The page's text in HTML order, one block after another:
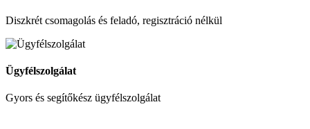
Diszkrét csomagolás és feladó, regisztráció nélkül
Ügyfélszolgálat
Gyors és segítőkész ügyfélszolgálat